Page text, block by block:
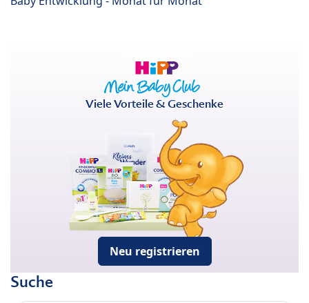
Viele Vorteile & Geschenke
Neu registrieren
Suche